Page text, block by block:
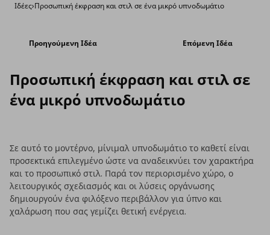
Ιδέες›Προσωπική έκφραση και στιλ σε ένα μικρό υπνοδωμάτιο
Προηγούμενη Ιδέα Επόμενη Ιδέα
Προσωπική έκφραση και στιλ σε
ένα μικρό υπνοδωμάτιο
Σε αυτό το μοντέρνο, μίνιμαλ υπνοδωμάτιο το καθετί είναι
προσεκτικά επιλεγμένο ώστε να αναδεικνύει τον χαρακτήρα
και το προσωπικό στιλ. Παρά τον περιορισμένο χώρο, ο
λειτουργικός σχεδιασμός και οι λύσεις οργάνωσης
δημιουργούν ένα φιλόξενο περιβάλλον για ύπνο και
χαλάρωση που σας γεμίζει θετική ενέργεια.